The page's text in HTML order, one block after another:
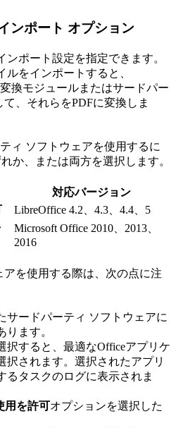
ンポート オプション
ンポート設定を指定できます。
をインポートすると、
換モジュールまたはサードパー
、それらをPDFに変換しま
ィ ソフトウェアを使用するに
か、または両方を選択します。
対応バージョン
LibreOffice 4.2、4.3、4.4、5
Microsoft Office 2010、2013、
2016
を使用する際は、次の点に注
サードパーティ ソフトウェアに
ります。
択すると、最適なOfficeアプリケ
択されます。選択されたアプリ
るタスクのログに表示されま
用を許可オプションを選択した